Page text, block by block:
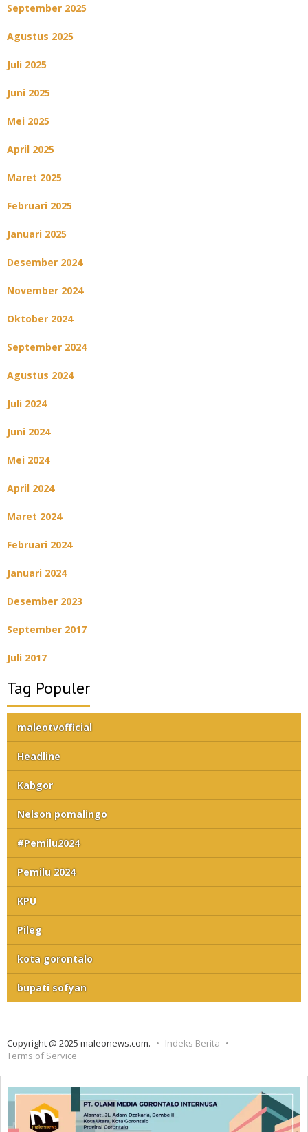
September 2025
Agustus 2025
Juli 2025
Juni 2025
Mei 2025
April 2025
Maret 2025
Februari 2025
Januari 2025
Desember 2024
November 2024
Oktober 2024
September 2024
Agustus 2024
Juli 2024
Juni 2024
Mei 2024
April 2024
Maret 2024
Februari 2024
Januari 2024
Desember 2023
September 2017
Juli 2017
Tag Populer
maleotvofficial
Headline
Kabgor
Nelson pomalingo
#Pemilu2024
Pemilu 2024
KPU
Pileg
kota gorontalo
bupati sofyan
Copyright @ 2025 maleonews.com.
Indeks Berita
Terms of Service